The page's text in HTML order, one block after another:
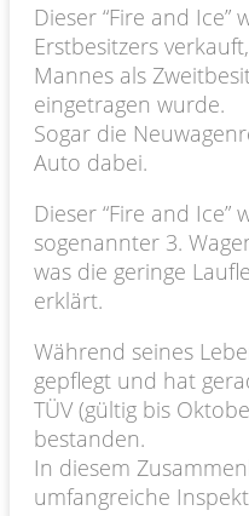
Dieser “Fire and
Erstbesitzers
Mannes als
eingetragen wurde.
Sogar die
Auto dabei.
Dieser “Fire and Ice”
sogenannter 3.
was die geringe
erklärt.
Während seines
gepflegt und hat
TÜV (gültig bis
bestanden.
In diesem
umfangreiche